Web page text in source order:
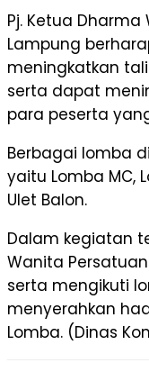
Pj. Ketua
Lampung
meningkatkan
serta dapat
para peserta
Berbagai lomba
yaitu Lomba MC,
Ulet Balon.
Dalam kegiatan
Wanita
serta mengikuti
menyerahkan
Lomba. (Dinas